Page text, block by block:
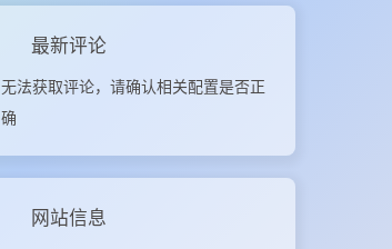
最新评论
无法获取评论，请确认相关配置是否正
确
网站信息